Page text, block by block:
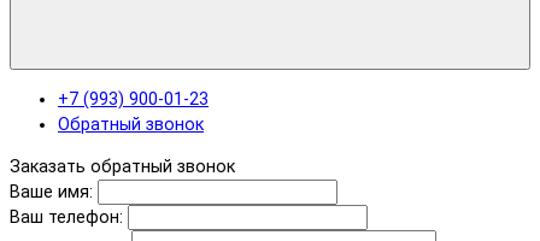
+7 (993) 900-01-23
Обратный звонок
Заказать обратный звонок
Ваше имя:
Ваш телефон: